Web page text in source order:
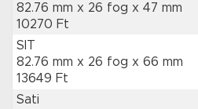
82.76 mm x 26 fog x 47 mm
10270 Ft
SIT
82.76 mm x 26 fog x 66 mm
13649 Ft
Sati